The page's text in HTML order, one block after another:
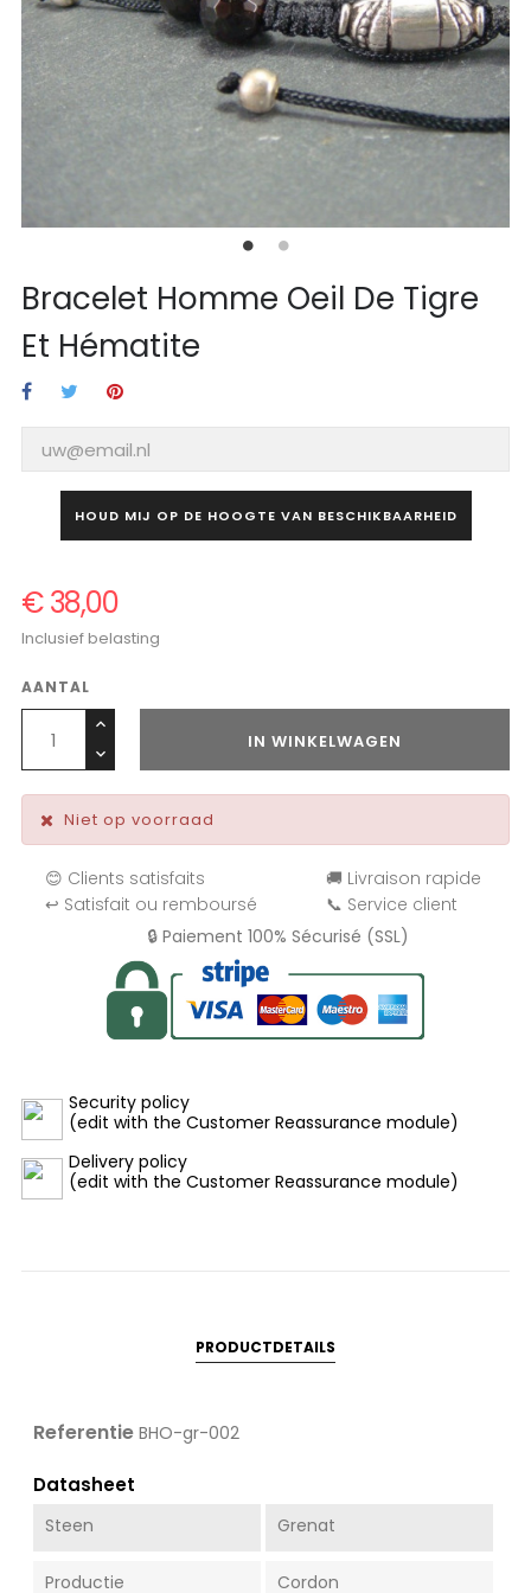
Bracelet Homme Oeil De Tigre
Et Hématite
HOUD MIJ OP DE HOOGTE VAN BESCHIKBAARHEID
€ 38,00
Inclusief belasting
AANTAL
IN WINKELWAGEN
Niet op voorraad
😊 Clients satisfaits
🚚 Livraison rapide
↩️ Satisfait ou remboursé
📞 Service client
🔒 Paiement 100% Sécurisé (SSL)
Security policy
(edit with the Customer Reassurance module)
Delivery policy
(edit with the Customer Reassurance module)
PRODUCTDETAILS
Referentie BHO-gr-002
Datasheet
Steen Grenat
Productie Cordon